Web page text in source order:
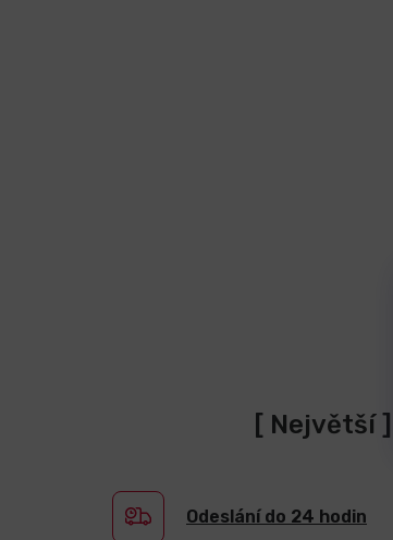
[ Největší
Odeslání do 24 hodin